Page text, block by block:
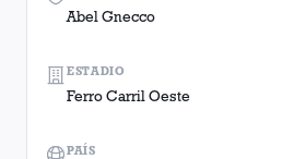
Abel Gnecco
ESTADIO
Ferro Carril Oeste
PAÍS